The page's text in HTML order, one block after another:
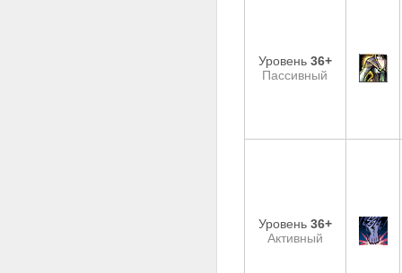
Уровень 36+
Пассивный
Уровень 36+
Активный